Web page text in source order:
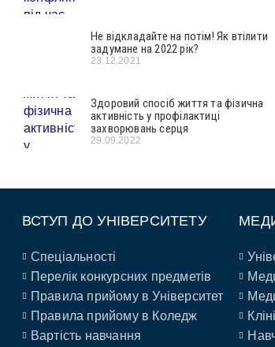
Не відкладайте на потім! Як втілити
задумане на 2022 рік?
23.12.2021
Здоровий спосіб життя та фізична
активність у профілактиці
захворювань серця
29.09.2022
ВСТУП ДО УНІВЕРСИТЕТУ
Спеціальності
Перелік конкурсних предметів
Правила прийому в Університет
Правила прийому в Коледж
Вартість навчання